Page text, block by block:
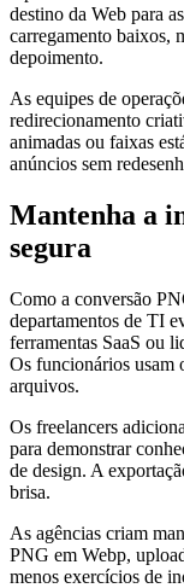
destino da Web para
carregamento baixos,
depoimento.
As equipes de
redirecionamento
animadas ou faixas
anúncios sem
Mantenha a
segura
Como a conversão
departamentos de TI
ferramentas SaaS ou
Os funcionários usam
arquivos.
Os freelancers
para demonstrar
de design. A
brisa.
As agências criam
PNG em Webp,
menos exercícios de